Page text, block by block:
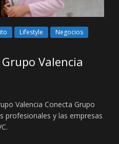
Lifestyle
Negocios
Valencia
Valencia Conecta Grupo
profesionales y las empresas